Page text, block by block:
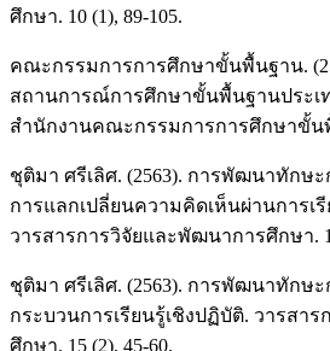
ศึกษา. 10 (1), 89-105.
คณะกรรมการการศึกษาขั้นพื้นฐาน.
สถานการณ์การศึกษาขั้นพื้นฐานประเ
สำนักงานคณะกรรมการการศึกษาขั้น
ชุติมา ศรีเลิศ. (2563). การพัฒนาทักษ
การแลกเปลี่ยนความคิดเห็นผ่านการเ
วารสารการวิจัยและพัฒนาการศึกษา.
ชุติมา ศรีเลิศ. (2563). การพัฒนาทักษ
กระบวนการเรียนรู้เชิงปฏิบัติ. วารสา
ศึกษา. 15 (2), 45-60.